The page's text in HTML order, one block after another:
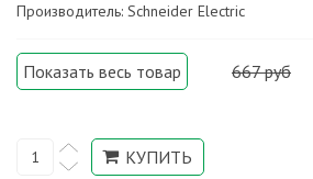
Производитель: Schneider Electric
Показать весь товар 667 руб